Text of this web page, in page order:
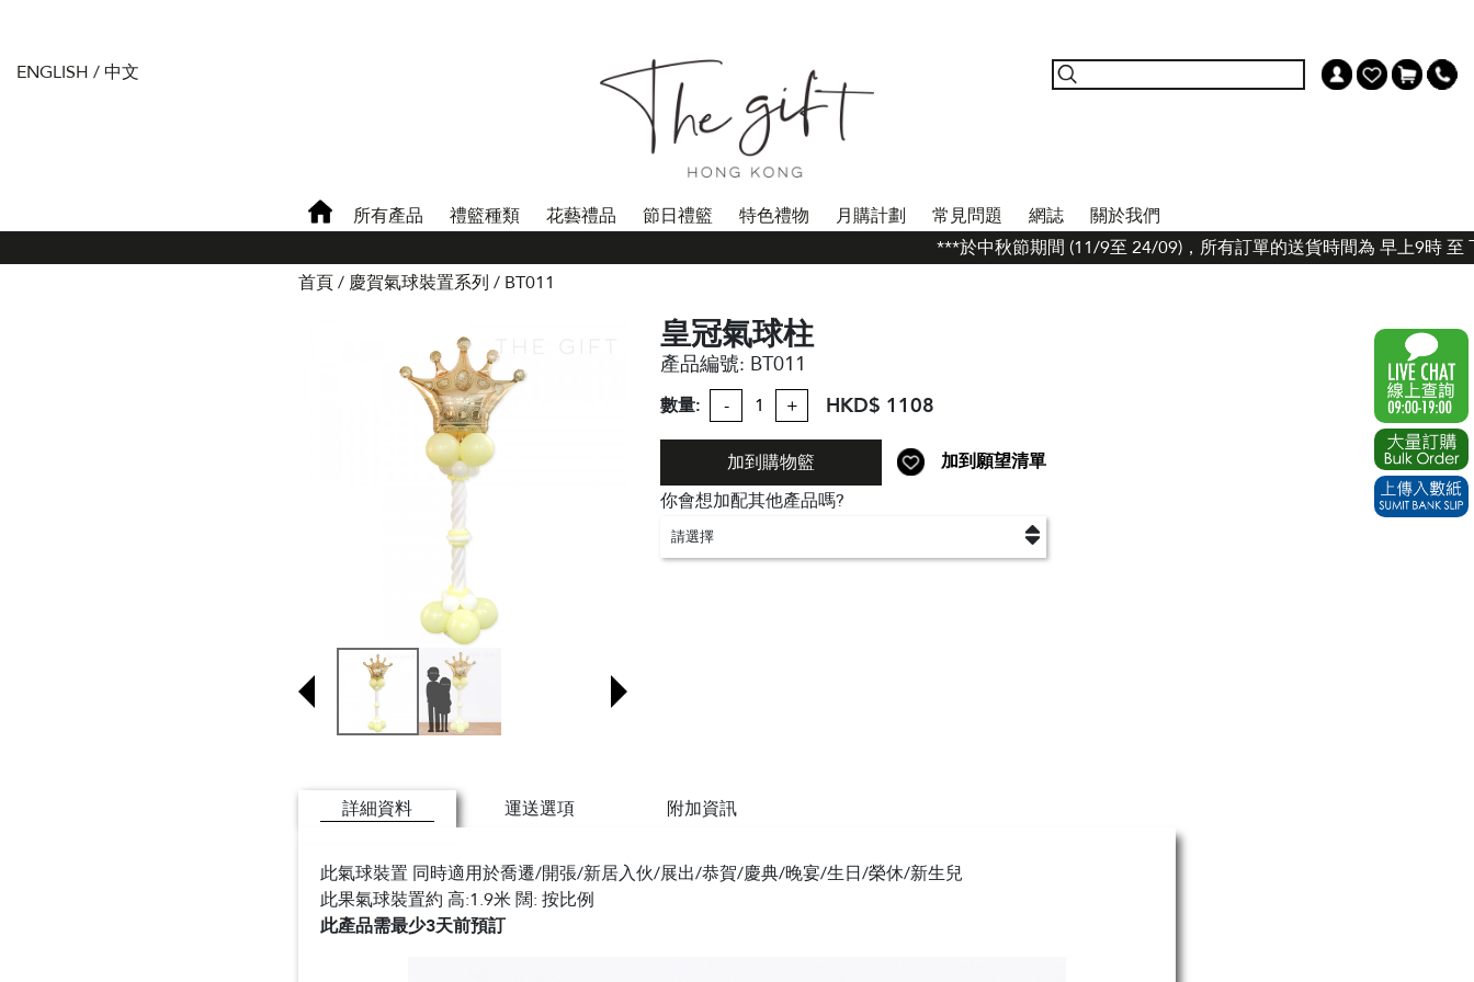
ENGLISH /中文
所有產品 禮籃種類 花藝禮品 節日禮籃 特色禮物 月購計劃 常見問題 網誌
關於我們
***於中秋節期間 (11/9至 24/09)，所有訂單的送貨時間為 早上9時 至
首頁
慶賀氣球裝置系列 BT011
皇冠氣球柱
產品編號: BT011
數量: - + HKD$ 1108
加到購物籃
加到願望清單
你會想加配其他產品嗎?
請選擇
詳細資料 運送選項 附加資訊
此氣球裝置 同時適用於喬遷/開張/新居入伙/展出/恭賀/慶典/晚宴/生日/榮休/新生兒
此果氣球裝置約 高:1.9米 闊: 按比例
此產品需最少3天前預訂